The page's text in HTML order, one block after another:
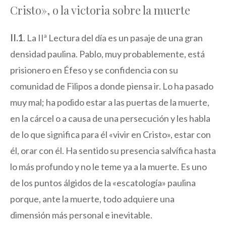
Cristo», o la victoria sobre la muerte
II.1. La IIª Lectura del día es un pasaje de una gran
densidad paulina. Pablo, muy probablemente, está
prisionero en Éfeso y se confidencia con su
comunidad de Filipos a donde piensa ir. Lo ha pasado
muy mal; ha podido estar a las puertas de la muerte,
en la cárcel o a causa de una persecución y les habla
de lo que significa para él «vivir en Cristo», estar con
él, orar con él. Ha sentido su presencia salvífica hasta
lo más profundo y no le teme ya a la muerte. Es uno
de los puntos álgidos de la «escatología» paulina
porque, ante la muerte, todo adquiere una
dimensión más personal e inevitable.